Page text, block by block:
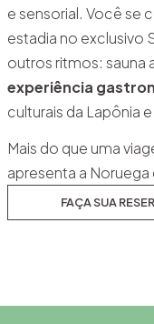
e sensorial. Você se
estadia no exclusivo
outros ritmos: sauna
experiência
culturais da Lapônia
Mais do que uma
apresenta a Noruega
FAÇA SUA